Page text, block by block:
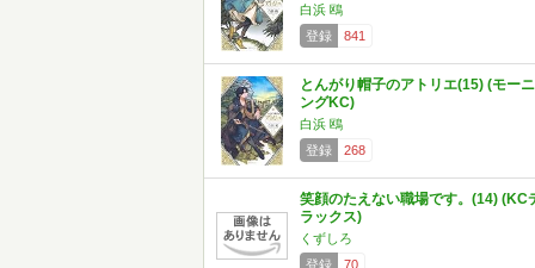
白浜 鴎
登録
841
とんがり帽子のアトリエ(15) (モーニ
ングKC)
白浜 鴎
登録
268
笑顔のたえない職場です。(14) (KC
ラックス)
くずしろ
登録
70